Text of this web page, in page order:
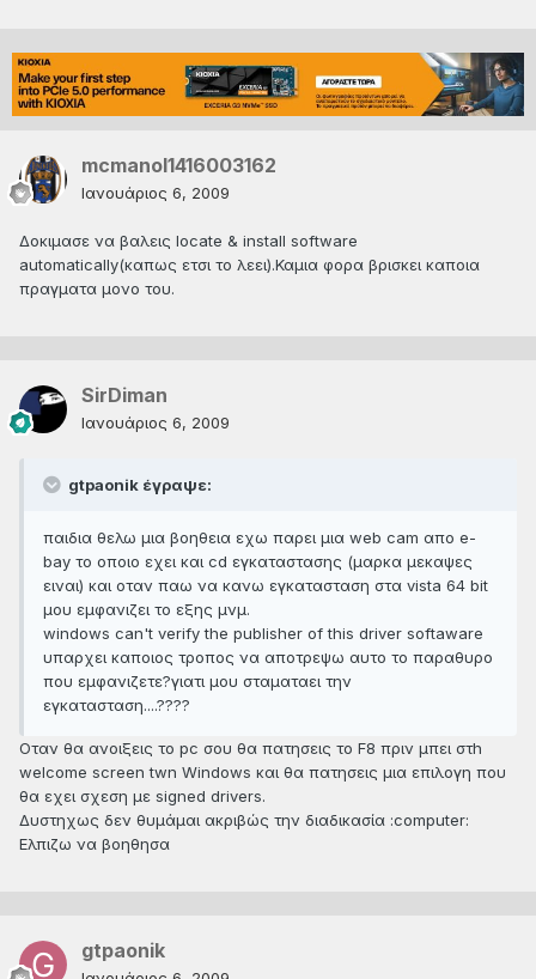
mcmanol1416003162
Ιανουάριος 6, 2009
Δοκιμασε να βαλεις locate & install software
automatically(καπως ετσι το λεει).Καμια φορα βρισκει καποια
πραγματα μονο του.
SirDiman
Ιανουάριος 6, 2009
gtpaonik έγραψε:
παιδια θελω μια βοηθεια εχω παρει μια web cam απο e-
bay το οποιο εχει και cd εγκαταστασης (μαρκα μεκαψες
ειναι) και οταν παω να κανω εγκατασταση στα vista 64 bit
μου εμφανιζει το εξης μνμ.
windows can't verify the publisher of this driver softaware
υπαρχει καποιος τροπος να αποτρεψω αυτο το παραθυρο
που εμφανιζετε?γιατι μου σταματαει την
εγκατασταση....????
Οταν θα ανοιξεις το pc σου θα πατησεις το F8 πριν μπει στh
welcome screen twn Windows και θα πατησεις μια επιλογη που
θα εχει σχεση με signed drivers.
Δυστηχως δεν θυμάμαι ακριβώς την διαδικασία :computer:
Ελπιζω να βοηθησα
gtpaonik